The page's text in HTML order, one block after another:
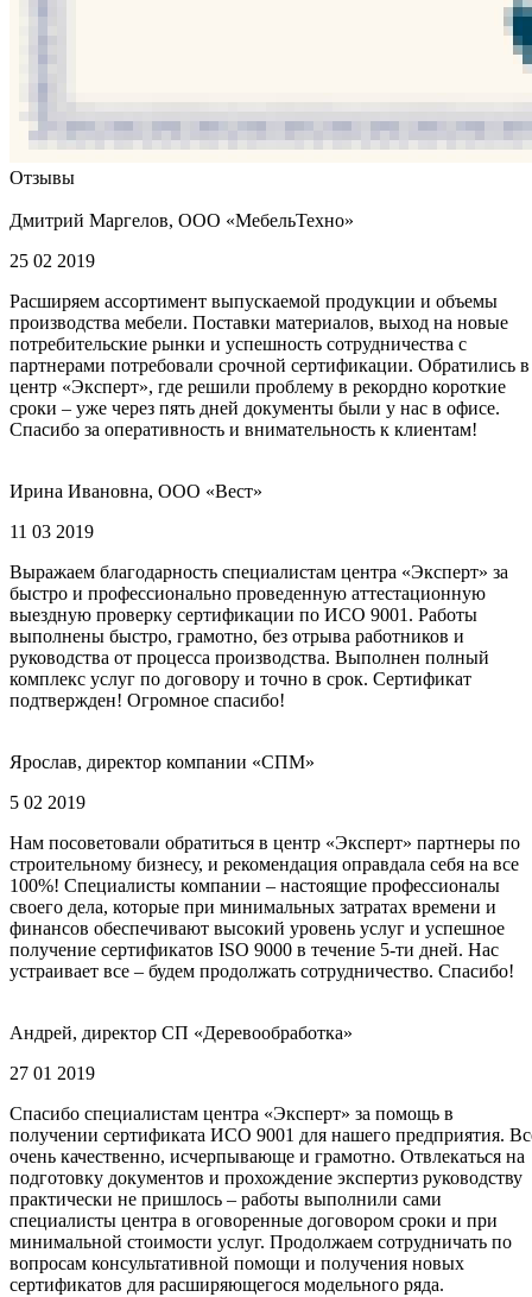
Отзывы
Дмитрий Маргелов, ООО «МебельТехно»
25 02 2019
Расширяем ассортимент выпускаемой продукции и объемы
производства мебели. Поставки материалов, выход на новые
потребительские рынки и успешность сотрудничества с
партнерами потребовали срочной сертификации. Обратились в
центр «Эксперт», где решили проблему в рекордно короткие
сроки – уже через пять дней документы были у нас в офисе.
Спасибо за оперативность и внимательность к клиентам!
Ирина Ивановна, ООО «Вест»
11 03 2019
Выражаем благодарность специалистам центра «Эксперт» за
быстро и профессионально проведенную аттестационную
выездную проверку сертификации по ИСО 9001. Работы
выполнены быстро, грамотно, без отрыва работников и
руководства от процесса производства. Выполнен полный
комплекс услуг по договору и точно в срок. Сертификат
подтвержден! Огромное спасибо!
Ярослав, директор компании «СПМ»
5 02 2019
Нам посоветовали обратиться в центр «Эксперт» партнеры по
строительному бизнесу, и рекомендация оправдала себя на все
100%! Специалисты компании – настоящие профессионалы
своего дела, которые при минимальных затратах времени и
финансов обеспечивают высокий уровень услуг и успешное
получение сертификатов ISO 9000 в течение 5-ти дней. Нас
устраивает все – будем продолжать сотрудничество. Спасибо!
Андрей, директор СП «Деревообработка»
27 01 2019
Спасибо специалистам центра «Эксперт» за помощь в
получении сертификата ИСО 9001 для нашего предприятия.
очень качественно, исчерпывающе и грамотно. Отвлекаться на
подготовку документов и прохождение экспертиз руководству
практически не пришлось – работы выполнили сами
специалисты центра в оговоренные договором сроки и при
минимальной стоимости услуг. Продолжаем сотрудничать по
вопросам консультативной помощи и получения новых
сертификатов для расширяющегося модельного ряда.